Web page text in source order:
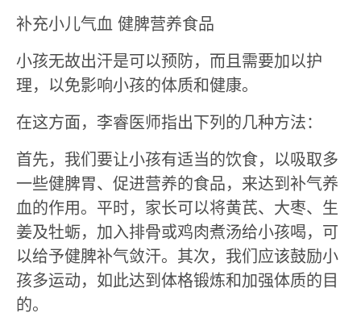
补充小儿气血 健脾营养食品
小孩无故出汗是可以预防，而且需要加以护
理，以免影响小孩的体质和健康。
在这方面，李睿医师指出下列的几种方法：
首先，我们要让小孩有适当的饮食，以吸取多
一些健脾胃、促进营养的食品，来达到补气养
血的作用。平时，家长可以将黄芪、大枣、生
姜及牡蛎，加入排骨或鸡肉煮汤给小孩喝，可
以给予健脾补气敛汗。其次，我们应该鼓励小
孩多运动，如此达到体格锻炼和加强体质的目
的。